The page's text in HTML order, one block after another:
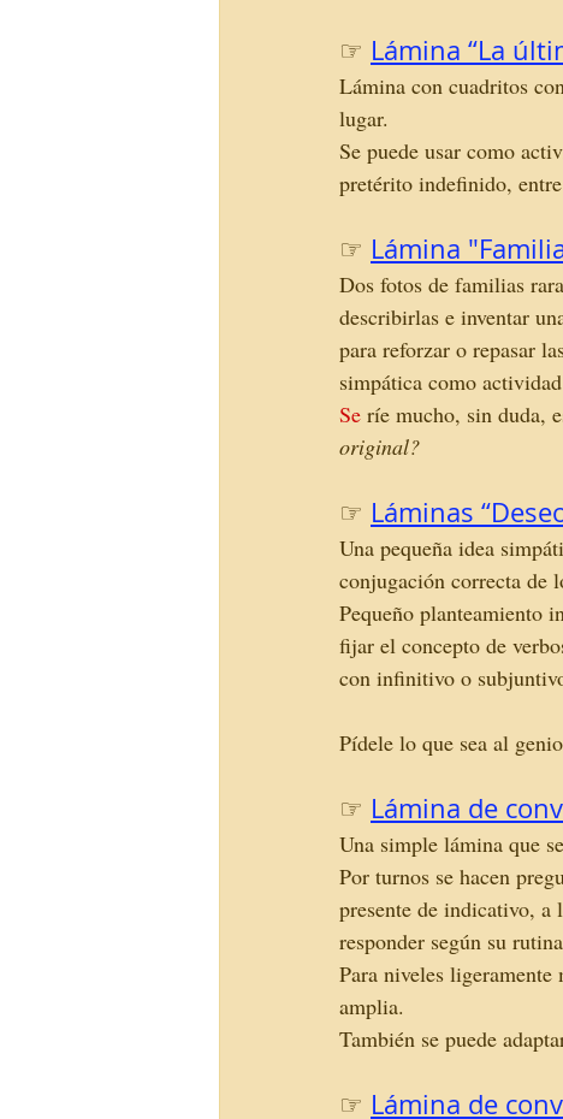
☞ Lámina “La
Lámina con cuadritos
lugar.
Se puede usar como
pretérito indefinido,
☞ Lámina
Dos fotos de familias
describirlas e inventar
para reforzar o repasar
simpática como
Se ríe mucho, sin duda,
original?
☞ Láminas
Una pequeña idea
conjugación correcta de
Pequeño planteamiento
fijar el concepto de
con infinitivo o
Pídele lo que sea al
☞ Lámina de
Una simple lámina que
Por turnos se hacen
presente de indicativo, a
responder según su
Para niveles ligeramente
amplia.
También se puede
☞ Lámina de